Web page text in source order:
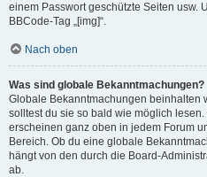
einem Passwort geschützte Seiten usw.
BBCode-Tag „[img]“.
Nach oben
Was sind globale Bekanntmachungen?
Globale Bekanntmachungen beinhalten
solltest du sie so bald wie möglich
erscheinen ganz oben in jedem Forum
Bereich. Ob du eine globale
hängt von den durch die Board-
ab.